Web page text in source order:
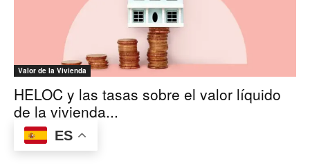
Valor de la Vivienda
HELOC y las tasas sobre el valor líquido
de la vivienda...
May 7, 2026ES